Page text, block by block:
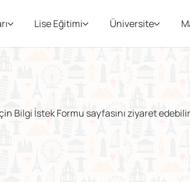
Lise Eğitimi Üniversite
Bilgi İstek Formu sayfasını ziyaret